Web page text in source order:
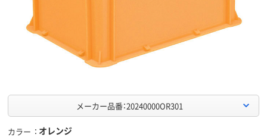
メーカー品番：20240000OR301
カラー オレンジ